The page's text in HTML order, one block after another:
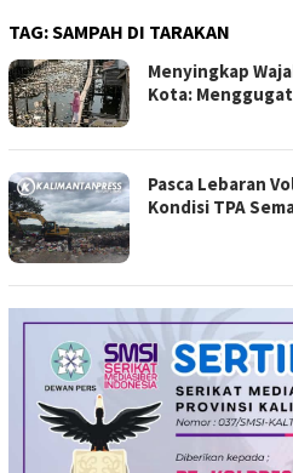
TAG:SAMPAH DI TARAKAN
Menyingkap
Kota:
Pasca Lebaran
Kondisi TPA